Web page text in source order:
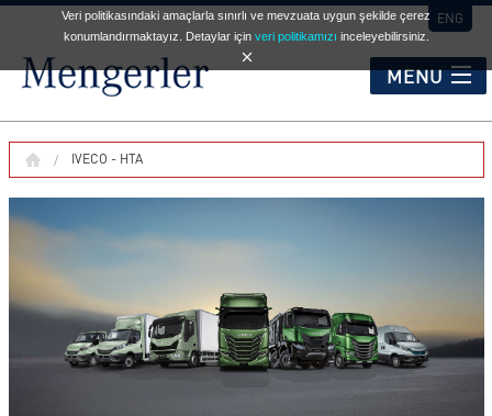
ENG
MENU
OTOMOBİL
TİCARİ ARAÇLAR
IVECO - HTA
Veri politikasındaki amaçlarla sınırlı ve mevzuata uygun şekilde çerez
konumlandırmaktayız. Detaylar için veri politikamızı inceleyebilirsiniz.